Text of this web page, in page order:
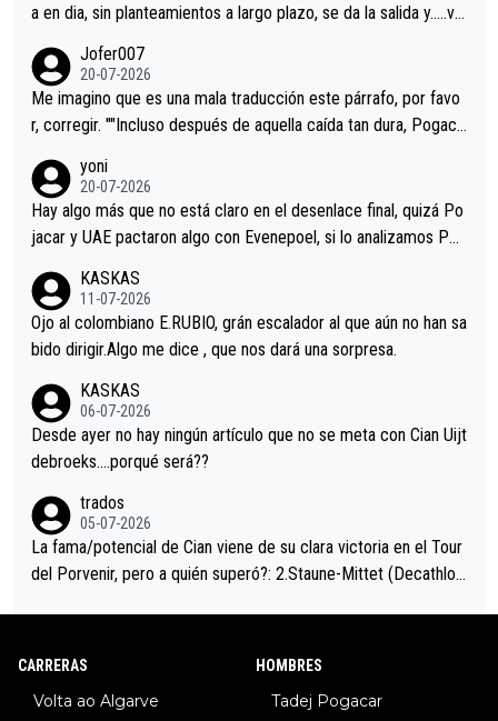
a en dia, sin planteamientos a largo plazo, se da la salida y…..ve
Minguez, Velez etc etc.Me da pena vivir estos momentos tan
tristes sin victorias.
Jofer007
20-07-2026
Me imagino que es una mala traducción este párrafo, por favo
r, corregir. ""Incluso después de aquella caída tan dura, Pogaca
permaneció pegado a su rueda. Parecía increíble la forma en l
a que era capaz de controlar el miedo", recordó."
yoni
20-07-2026
Hay algo más que no está claro en el desenlace final, quizá Po
jacar y UAE pactaron algo con Evenepoel, si lo analizamos Poj
i sin pedalear, luego está el saludo con Evenepoel dándose la
mano de una manera muy fraternal, más allá de los típicos toqu
es en el hombro con que saludaba a Vingegard. Ahí hubo una in
eta, a ver si por querer poner a Del Toro con calzador en posi
ción de podio UAE y Pojacar se van complicar el tour.
KASKAS
11-07-2026
Ojo al colombiano E.RUBIO, grán escalador al que aún no han sa
bido dirigir.Algo me dice , que nos dará una sorpresa.
KASKAS
06-07-2026
Desde ayer no hay ningún artículo que no se meta con Cian Uijt
debroeks….porqué será??
trados
05-07-2026
La fama/potencial de Cian viene de su clara victoria en el Tour
del Porvenir, pero a quién superó?: 2.Staune-Mittet (Decathlon,
8.Lenny Martinez (Bahrein), 9. Van Belle (Visma), 10. Vacek (Li
CARRERAS
Volta ao Algarve
HOMBRES
Tadej Pogacar